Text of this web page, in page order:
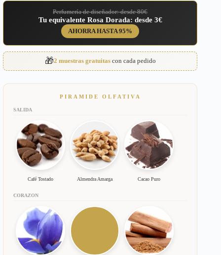
641
Perfumería de diseñador: desde 80€
Tu equivalente Rosa Dorada: desde 3€
AHORRA HASTA 95%
🎁2 muestras gratuitascon cada pedido
PIRAMIDE OLFATIVA
SALIDA
Café Tostado Almendra Amarga Cacao Puro
CORAZON